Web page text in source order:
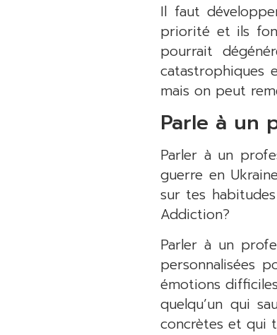
Il faut
priorité et ils
pourrait
mais on peut
Parle à un
Parler à un
guerre en
sur tes
Addiction?
Parler à un
personnalisées
émotions
quelqu’un qui
concrètes et qui